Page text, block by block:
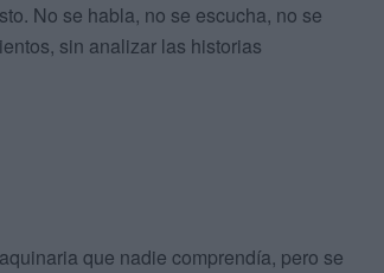
No se habla, no se escucha, no se
sin analizar las historias
que nadie comprendía, pero se